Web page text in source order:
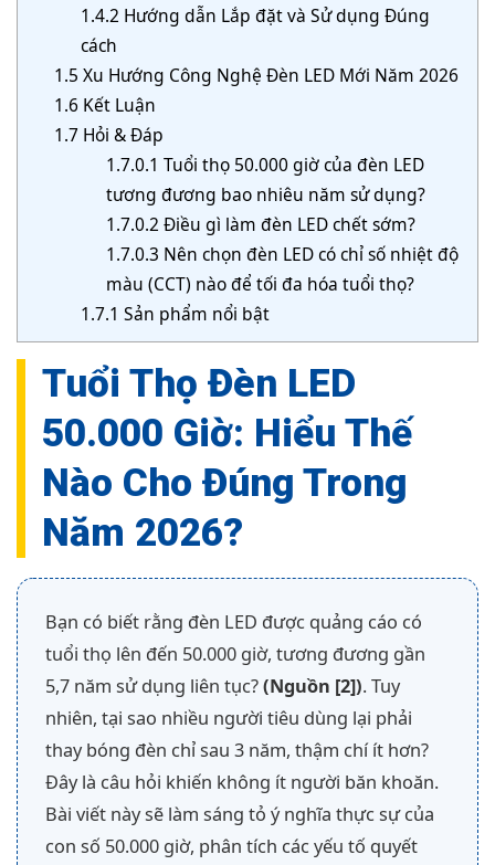
1.4.2 Hướng dẫn Lắp đặt và Sử dụng Đúng
cách
1.5 Xu Hướng Công Nghệ Đèn LED Mới Năm 2026
1.6 Kết Luận
1.7 Hỏi & Đáp
1.7.0.1 Tuổi thọ 50.000 giờ của đèn LED
tương đương bao nhiêu năm sử dụng?
1.7.0.2 Điều gì làm đèn LED chết sớm?
1.7.0.3 Nên chọn đèn LED có chỉ số nhiệt độ
màu (CCT) nào để tối đa hóa tuổi thọ?
1.7.1 Sản phẩm nổi bật
Tuổi Thọ Đèn LED
50.000 Giờ: Hiểu Thế
Nào Cho Đúng Trong
Năm 2026?
Bạn có biết rằng đèn LED được quảng cáo có
tuổi thọ lên đến 50.000 giờ, tương đương gần
5,7 năm sử dụng liên tục?(Nguồn [2]). Tuy
nhiên, tại sao nhiều người tiêu dùng lại phải
thay bóng đèn chỉ sau 3 năm, thậm chí ít hơn?
Đây là câu hỏi khiến không ít người băn khoăn.
Bài viết này sẽ làm sáng tỏ ý nghĩa thực sự của
con số 50.000 giờ, phân tích các yếu tố quyết